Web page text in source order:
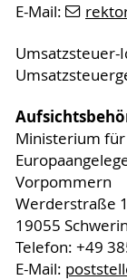
E-Mail:
Umsatzsteuer-
Ministerium für
Vorpommern
Werderstraße
19055 Schwerin
Telefon: +49
E-Mail: